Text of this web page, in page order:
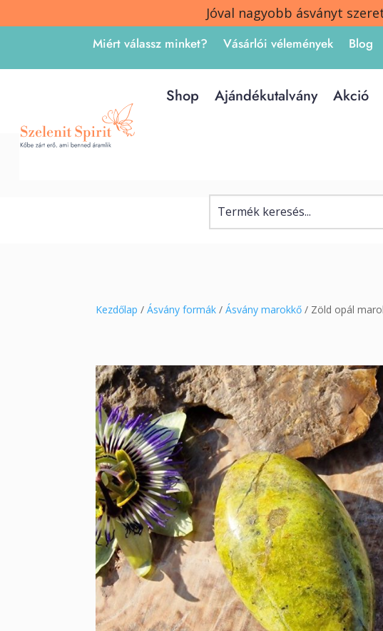
Jóval nagyobb ásványt
Miért válassz minket?
Vásárlói vélemények Blog
Shop Ajándékutalvány Akció
Kezdőlap /Ásvány formák /Ásvány marokkő / Zöld opál